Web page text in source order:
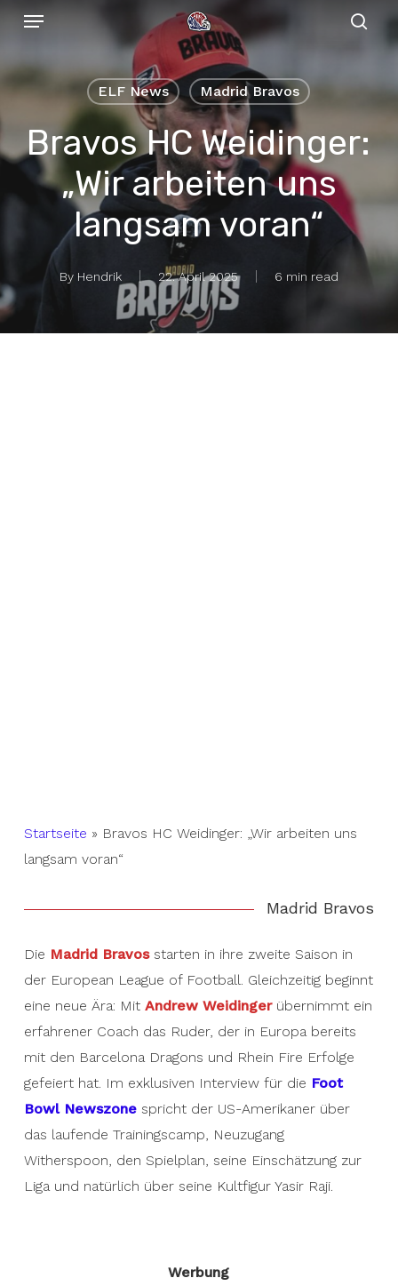
Skip
main
content
Menu
ELF News Madrid Bravos
Bravos HC Weidinger:
„Wir arbeiten uns
langsam voran“
By Hendrik 22. April 2025 6 min read
Startseite » Bravos HC Weidinger: „Wir arbeiten uns
langsam voran“
Madrid Bravos
Die Madrid Bravosstarten in ihre zweite Saison in
der European League of Football. Gleichzeitig beginnt
eine neue Ära: Mit Andrew Weidingerübernimmt ein
erfahrener Coach das Ruder, der in Europa bereits
mit den Barcelona Dragons und Rhein Fire Erfolge
gefeiert hat. Im exklusiven Interview für die Foot
Bowl Newszonespricht der US-Amerikaner über
das laufende Trainingscamp, Neuzugang
Witherspoon, den Spielplan, seine Einschätzung zur
Liga und natürlich über seine Kultfigur Yasir Raji.
Werbung